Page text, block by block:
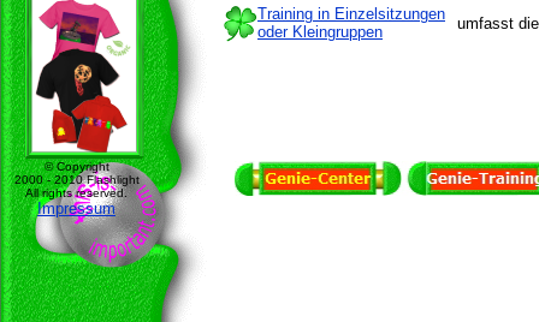
Training in Einzelsitzungen
oder Kleingruppen
umfasst
© Copyright
2000 - 2010 Flashlight
All rights reserved.
Impressum